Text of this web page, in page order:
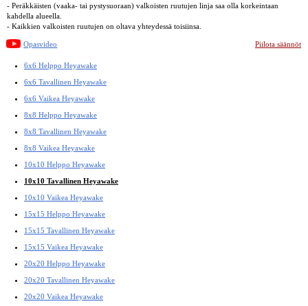
- Peräkkäisten (vaaka- tai pystysuoraan) valkoisten ruutujen linja saa olla korkeintaan
kahdella alueella.
- Kaikkien valkoisten ruutujen on oltava yhteydessä toisiinsa.
Opasvideo Piilota säännöt
6x6 Helppo Heyawake
6x6 Tavallinen Heyawake
6x6 Vaikea Heyawake
8x8 Helppo Heyawake
8x8 Tavallinen Heyawake
8x8 Vaikea Heyawake
10x10 Helppo Heyawake
10x10 Tavallinen Heyawake
10x10 Vaikea Heyawake
15x15 Helppo Heyawake
15x15 Tavallinen Heyawake
15x15 Vaikea Heyawake
20x20 Helppo Heyawake
20x20 Tavallinen Heyawake
20x20 Vaikea Heyawake